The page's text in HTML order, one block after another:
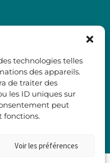
technologies telles
des appareils.
de traiter des
les ID uniques sur
peut
fonctions.
Voir les préférences